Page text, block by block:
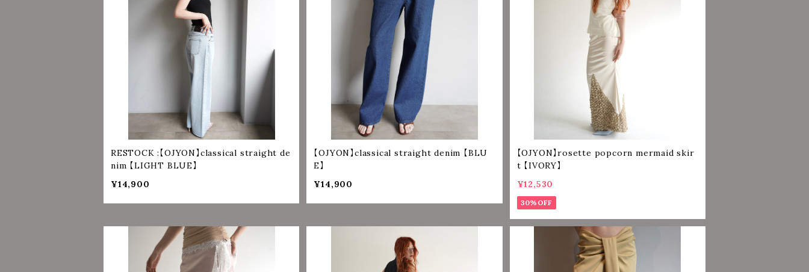
RESTOCK :【OJYON】classical straight de
nim 【LIGHT BLUE】
¥14,900
【OJYON】classical straight denim 【BLU
E】
¥14,900
【OJYON】rosette popcorn mermaid skir
t 【IVORY】
¥12,530
30%OFF